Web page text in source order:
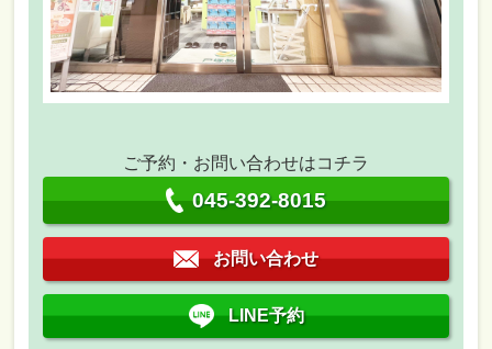
ご予約・お問い合わせはコチラ
045-392-8015
お問い合わせ
LINE予約